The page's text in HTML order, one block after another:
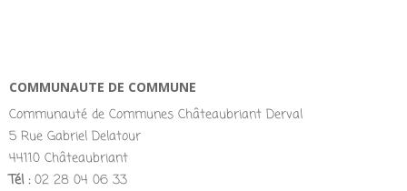
COMMUNAUTE DE COMMUNE
Communauté de Communes Châteaubriant Derval
5 Rue Gabriel Delatour
44110 Châteaubriant
Tél :02 28 04 06 33